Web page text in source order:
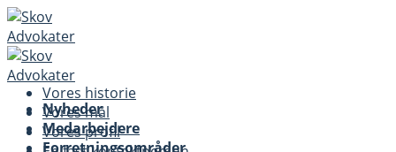
Skip
to
content
Nyheder
Medarbejdere
Forretningsområder
Vores historie
Vores mål
Vores profil